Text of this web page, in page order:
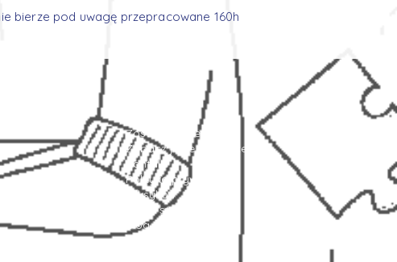
bierze pod uwagę przepracowane 160h
Strona główna
Zostaw swoje CV
Zobacz jakie to proste!
Kontakt
Polityka prywatności
Leksykon
Mapa strony
Blog